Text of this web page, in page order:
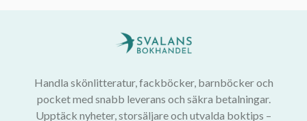
Handla skönlitteratur, fackböcker, barnböcker och
pocket med snabb leverans och säkra betalningar.
Upptäck nyheter, storsäljare och utvalda boktips –